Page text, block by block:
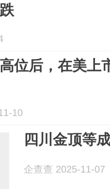
位后，在美上
10
四川金顶等
企查查 2025-11-07